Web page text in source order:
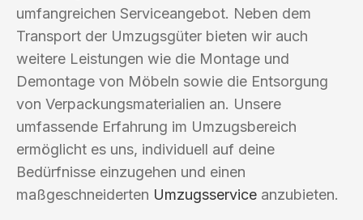
umfangreichen Serviceangebot. Neben dem
Transport der Umzugsgüter bieten wir auch
weitere Leistungen wie die Montage und
Demontage von Möbeln sowie die Entsorgung
von Verpackungsmaterialien an. Unsere
umfassende Erfahrung im Umzugsbereich
ermöglicht es uns, individuell auf deine
Bedürfnisse einzugehen und einen
maßgeschneiderten Umzugsservice anzubieten.